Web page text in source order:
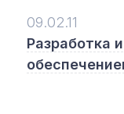
09.02.11
Разработка